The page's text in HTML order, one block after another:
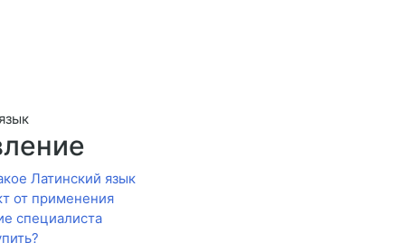
Латинский язык
от применения
специалиста